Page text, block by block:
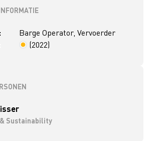
Barge Operator, Vervoerder
< 4 jaar
(2022)
& Sustainability